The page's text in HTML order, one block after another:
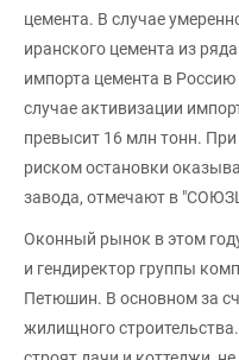
цемента. В случае
иранского цемента из
импорта цемента в
случае активизации
превысит 16 млн тонн.
риском остановки
завода, отмечают в
Оконный рынок в этом
и гендиректор группы
Петюшин. В основном за
жилищного